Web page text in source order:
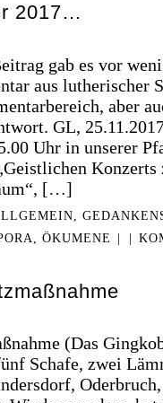
2017…
gab es vor
aus lutherischer
aber
GL,
Uhr in unserer
Konzerts
[…]
ÖKUMENE | |
(Das
Schafe, zwei
Oderbruch,